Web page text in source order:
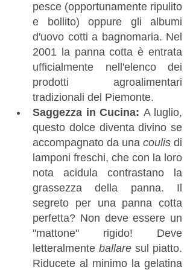
pesce (opportunamente ripulito
e bollito) oppure gli albumi
d'uovo cotti a bagnomaria. Nel
2001 la panna cotta è entrata
ufficialmente nell'elenco dei
prodotti agroalimentari
tradizionali del Piemonte.
Saggezza in Cucina: A luglio,
questo dolce diventa divino se
accompagnato da una coulis di
lamponi freschi, che con la loro
nota acidula contrastano la
grassezza della panna. Il
segreto per una panna cotta
perfetta? Non deve essere un
"mattone" rigido! Deve
letteralmente ballare sul piatto.
Riducete al minimo la gelatina